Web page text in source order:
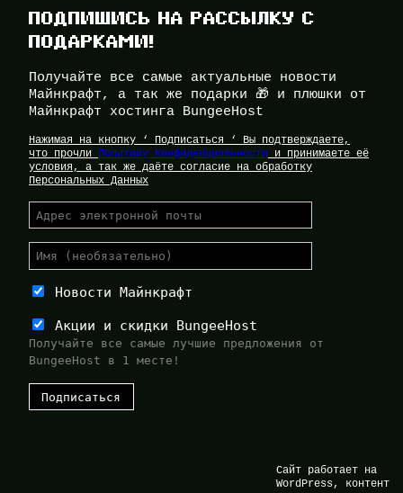
ПОДПИШИСЬ НА РАССЫЛКУ С
ПОДАРКАМИ!
Получайте все самые актуальные новости
Майнкрафт, а так же подарки 🎁 и плюшки от
Майнкрафт хостинга BungeeHost
Нажимая на кнопку ‘ Подписаться ‘ Вы подтверждаете,
что прочли Политику Конфиденциальности и принимаете её
условия, а так же даёте согласие на обработку
Персональных Данных
Новости Майнкрафт
Акции и скидки BungeeHost
Получайте все самые лучшие предложения от
BungeeHost в 1 месте!
Сайт работает на
WordPress, контент